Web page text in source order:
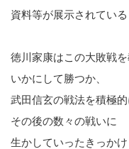
資料等が展示されている
徳川家康はこの大敗戦を
いかにして勝つか、
武田信玄の戦法を積極的
その後の数々の戦いに
生かしていったきっか